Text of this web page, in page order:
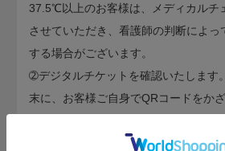
37.5℃以上のお客様は、メディカルチ
させていただき、看護師の判断によっ
する場合がございます。
➁デジタルチケットを確認いたします
末に、お客様ご自身でQRコードをか